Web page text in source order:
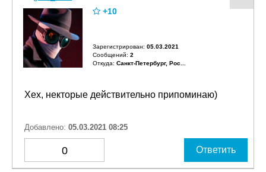
+10
Зарегистрирован: 05.03.2021
Сообщений: 2
Откуда: Санкт-Петербург, Рос...
Хех, некторые действительно припоминаю)
Добавлено: 05.03.2021 08:25
0 Ответить